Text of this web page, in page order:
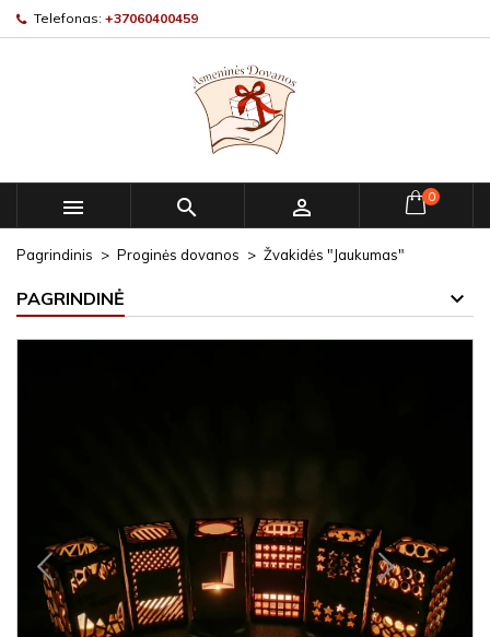
Telefonas: +37060400459
   0
Pagrindinis Proginės dovanos Žvakidės "Jaukumas"
PAGRINDINĖ